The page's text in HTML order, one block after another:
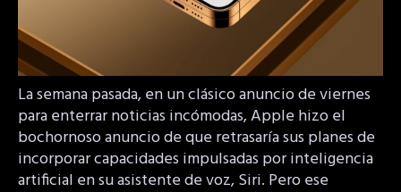
La semana pasada, en un clásico anuncio de viernes
para enterrar noticias incómodas, Apple hizo el
bochornoso anuncio de que retrasaría sus planes de
incorporar capacidades impulsadas por inteligencia
artificial en su asistente de voz, Siri. Pero ese